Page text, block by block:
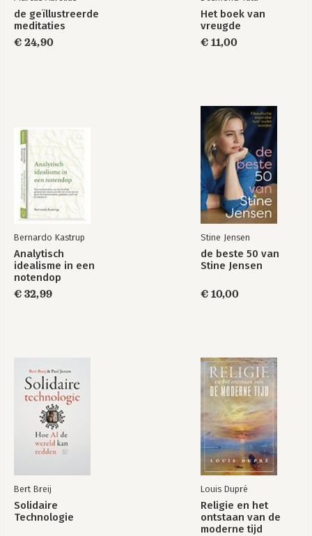
de geïllustreerde
meditaties
€ 24,90
Het boek van
vreugde
€ 11,00
Bernardo Kastrup
Analytisch
idealisme in een
notendop
€ 32,99
Stine Jensen
de beste 50 van
Stine Jensen
€ 10,00
Bert Breij
Solidaire
Technologie
Louis Dupré
Religie en het
ontstaan van de
moderne tijd